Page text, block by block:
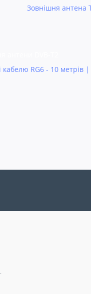
Зовнішня антена
кабелю RG6 - 10